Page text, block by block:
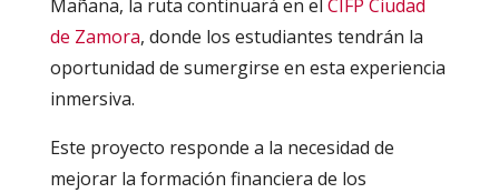
Mañana, la ruta continuará en el CIFP Ciudad
de Zamora, donde los estudiantes tendrán la
oportunidad de sumergirse en esta experiencia
inmersiva.
Este proyecto responde a la necesidad de
mejorar la formación financiera de los